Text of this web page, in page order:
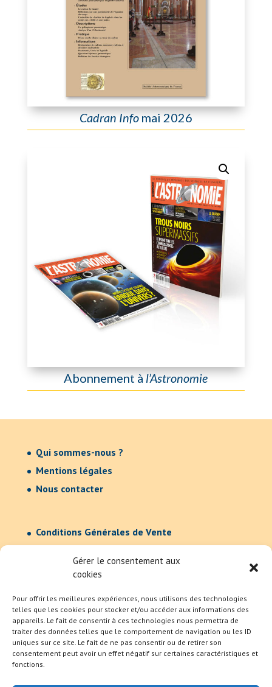
Gérer le consentement aux
cookies
Pour offrir les meilleures expériences, nous utilisons des technologies
telles que les cookies pour stocker et/ou accéder aux informations des
appareils. Le fait de consentir à ces technologies nous permettra de
traiter des données telles que le comportement de navigation ou les ID
uniques sur ce site. Le fait de ne pas consentir ou de retirer son
consentement peut avoir un effet négatif sur certaines caractéristiques et
fonctions.
Cadran Infomai 2026
Abonnement àl’Astronomie
Qui sommes-nous ?
Mentions légales
Nous contacter
Conditions Générales de Vente